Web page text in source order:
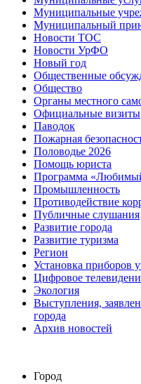
Муниципальные
Муниципальный
Новости ТОС
Новости УрФО
Новый год
Общественные
Общество
Органы местного
Официальные визиты
Паводок
Пожарная
Половодье 2026
Помощь юриста
Программа
Промышленность
Противодействие
Публичные слушания
Развитие города
Развитие туризма
Регион
Установка приборов
Цифровое
Экология
Выступления,
города
Архив новостей
Город